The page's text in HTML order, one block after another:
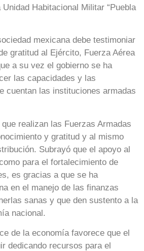
Habitacional Militar “Puebla
mexicana debe testimoniar
gratitud al Ejército, Fuerza Aérea
a su vez el gobierno se ha
las capacidades y las
cuentan las instituciones armadas
realizan las Fuerzas Armadas
y gratitud y al mismo
Subrayó que el apoyo al
para el fortalecimiento de
es gracias a que se ha
en el manejo de las finanzas
sanas y que den sustento a la
nacional.
de la economía favorece que el
dedicando recursos para el